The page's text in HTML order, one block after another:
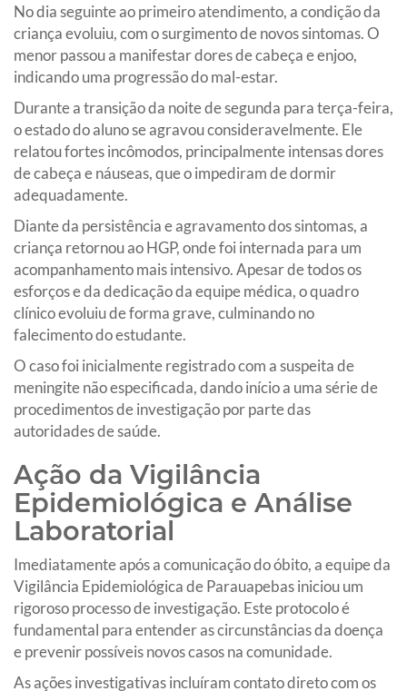
No dia seguinte ao primeiro atendimento, a condição da
criança evoluiu, com o surgimento de novos sintomas. O
menor passou a manifestar dores de cabeça e enjoo,
indicando uma progressão do mal-estar.
Durante a transição da noite de segunda para terça-feira,
o estado do aluno se agravou consideravelmente. Ele
relatou fortes incômodos, principalmente intensas dores
de cabeça e náuseas, que o impediram de dormir
adequadamente.
Diante da persistência e agravamento dos sintomas, a
criança retornou ao HGP, onde foi internada para um
acompanhamento mais intensivo. Apesar de todos os
esforços e da dedicação da equipe médica, o quadro
clínico evoluiu de forma grave, culminando no
falecimento do estudante.
O caso foi inicialmente registrado com a suspeita de
meningite não especificada, dando início a uma série de
procedimentos de investigação por parte das
autoridades de saúde.
Ação da Vigilância
Epidemiológica e Análise
Laboratorial
Imediatamente após a comunicação do óbito, a equipe da
Vigilância Epidemiológica de Parauapebas iniciou um
rigoroso processo de investigação. Este protocolo é
fundamental para entender as circunstâncias da doença
e prevenir possíveis novos casos na comunidade.
As ações investigativas incluíram contato direto com os